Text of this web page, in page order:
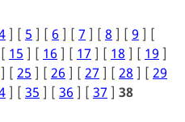
] [ 5 ] [ 6 ] [ 7 ] [ 8 ] [ 9 ] [
15 ] [ 16 ] [ 17 ] [ 18 ] [ 19 ]
] [ 25 ] [ 26 ] [ 27 ] [ 28 ] [ 29
] [ 35 ] [ 36 ] [ 37 ] 38